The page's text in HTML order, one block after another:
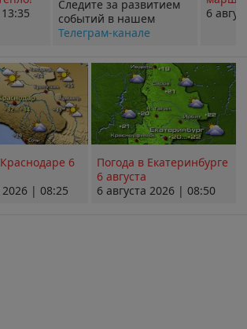
Следите за развитием
событий в нашем
Телеграм-канале
6
6
2026 | 08:25
Погода в Екатеринбурге
6 августа
6 августа 2026 | 08:50